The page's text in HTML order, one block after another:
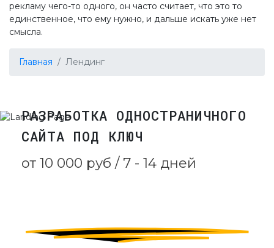
рекламу чего-то одного, он часто считает, что это то
единственное, что ему нужно, и дальше искать уже нет
смысла.
Главная Лендинг
РАЗРАБОТКА ОДНОСТРАНИЧНОГО
САЙТА ПОД КЛЮЧ
от 10 000 руб / 7 - 14 дней